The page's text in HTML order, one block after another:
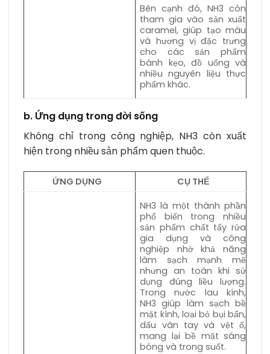
Bên cạnh đó, NH3 còn
tham gia vào sản xuất
caramel, giúp tạo màu
và hương vị đặc trưng
cho các sản phẩm
bánh kẹo, đồ uống và
nhiều nguyên liệu thực
phẩm khác.
b. Ứng dụng trong đời sống
Không chỉ trong công nghiệp, NH3 còn xuất
hiện trong nhiều sản phẩm quen thuộc.
ỨNG DỤNG CỤ THỂ
NH3 là một thành phần
phổ biến trong nhiều
sản phẩm chất tẩy rửa
gia dụng và công
nghiệp nhờ khả năng
làm sạch mạnh mẽ
nhưng an toàn khi sử
dụng đúng liều lượng.
Trong nước lau kính,
NH3 giúp làm sạch bề
mặt kính, loại bỏ bụi bẩn,
dấu vân tay và vệt ố,
mang lại bề mặt sáng
bóng và trong suốt.